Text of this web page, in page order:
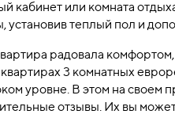
кабинет или комната
установив теплый пол и
радовала
3 комнатных
уровне. В этом на своем
отзывы. Их вы